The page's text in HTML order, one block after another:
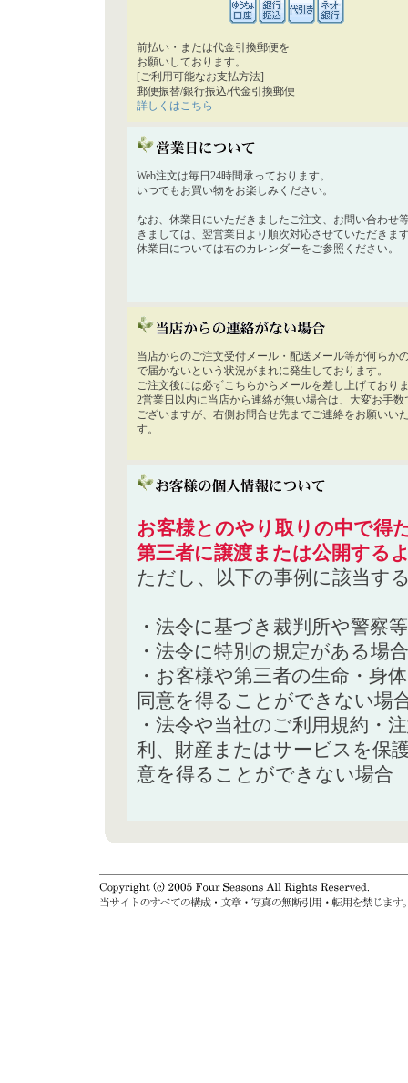
前払い・または代金引換郵便を
お願いしております。
[ご利用可能なお支払方法]
郵便振替/銀行振込/代金引換郵便
詳しくはこちら
Web注文は毎日24時間承っております。
いつでもお買い物をお楽しみください。
なお、休業日にいただきましたご注文、お問い合わせ
きましては、翌営業日より順次対応させていただきま
休業日については右のカレンダーをご参照ください。
当店からのご注文受付メール・配送メール等が何らか
で届かないという状況がまれに発生しております。
ご注文後には必ずこちらからメールを差し上げており
2営業日以内に当店から連絡が無い場合は、大変お手数
ございますが、右側お問合せ先までご連絡をお願いい
す。
お客様とのやり取りの中で得
第三者に譲渡または公開する
ただし、以下の事例に該当す
・法令に基づき裁判所や警察
・法令に特別の規定がある場合
・お客様や第三者の生命・身
同意を得ることができない場
・法令や当社のご利用規約・
利、財産またはサービスを保
意を得ることができない場合